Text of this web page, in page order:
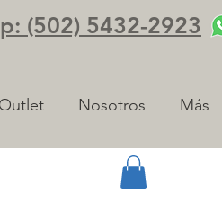
(502) 5432-2923
Outlet Nosotros Más